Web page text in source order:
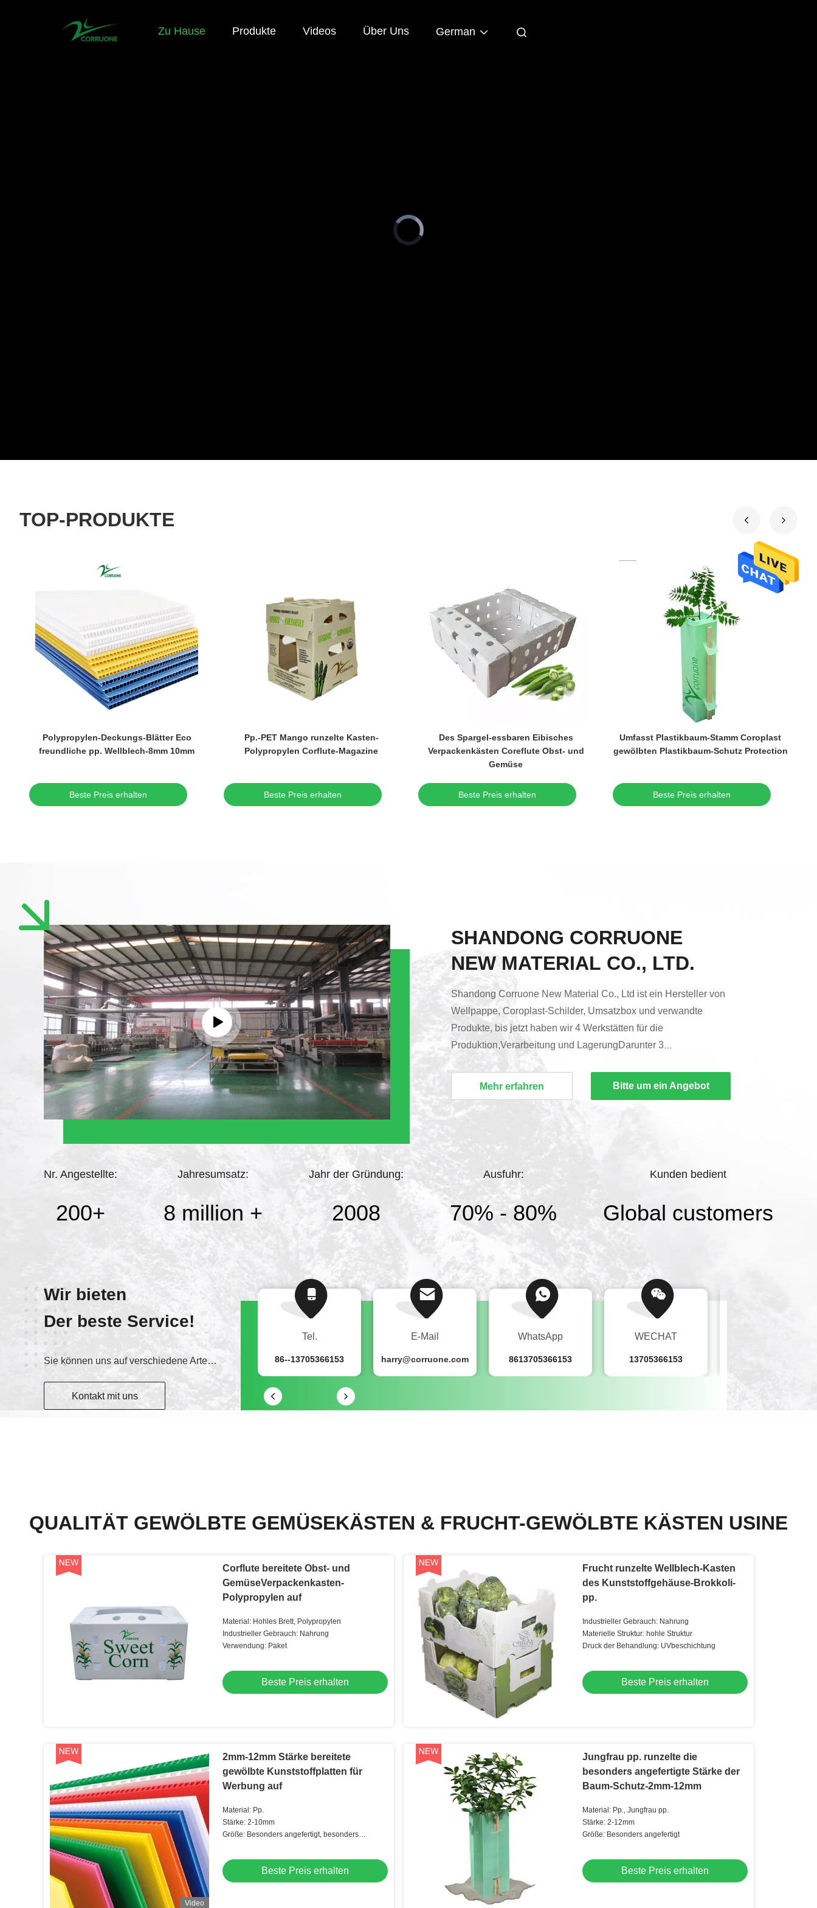
Zu Hause Produkte Videos Über Uns German
Video
Player
is
loading.
TOP-PRODUKTE
Polypropylen-Deckungs-Blätter Eco
freundliche pp. Wellblech-8mm 10mm
Beste Preis erhalten
Pp.-PET Mango runzelte Kasten-
Polypropylen Corflute-Magazine
Beste Preis erhalten
Des Spargel-essbaren Eibisches
Verpackenkästen Coreflute Obst- und
Gemüse
Beste Preis erhalten
Umfasst Plastikbaum-Stamm Coroplast
gewölbten Plastikbaum-Schutz Protection
Beste Preis erhalten
SHANDONG CORRUONE
NEW MATERIAL CO., LTD.
Shandong Corruone New Material Co., Ltd ist ein Hersteller von
Wellpappe, Coroplast-Schilder, Umsatzbox und verwandte
Produkte, bis jetzt haben wir 4 Werkstätten für die
Produktion,Verarbeitung und LagerungDarunter 3
Produktionslinien für Blätter und weitere 5 Produktionslinien für
hat die ISO9001, ISO14001, ISO45001 und IATF16949
Mehr erfahren Bitte um ein Angebot
Nr. Angestellte:
200+
Jahresumsatz:
8 million +
Jahr der Gründung:
2008
Ausfuhr:
70% - 80%
Kunden bedient
Global customers
Wir bieten
Der beste Service!
Sie können uns auf verschiedene Arten kontaktieren.
Kontakt mit uns
WECHAT
13705366153
Tel.
86--13705366153
E-Mail
harry@corruone.com
WhatsApp
8613705366153
WECHAT
13705366153
QUALITÄT GEWÖLBTE GEMÜSEKÄSTEN & FRUCHT-GEWÖLBTE KÄSTEN USINE
Corflute bereitete Obst- und
GemüseVerpackenkasten-
Polypropylen auf
Material: Hohles Brett, Polypropylen
Industrieller Gebrauch: Nahrung
Verwendung: Paket
Beste Preis erhalten
Frucht runzelte Wellblech-Kasten
des Kunststoffgehäuse-Brokkoli-
pp.
Industrieller Gebrauch: Nahrung
Materielle Struktur: hohle Struktur
Druck der Behandlung: UVbeschichtung
Beste Preis erhalten
Video
2mm-12mm Stärke bereitete
gewölbte Kunststoffplatten für
Werbung auf
Material: Pp.
Stärke: 2-10mm
Größe: Besonders angefertigt, besonders
Beste Preis erhalten
Jungfrau pp. runzelte die
besonders angefertigte Stärke der
Baum-Schutz-2mm-12mm
Material: Pp., Jungfrau pp.
Stärke: 2-12mm
Größe: Besonders angefertigt
Beste Preis erhalten